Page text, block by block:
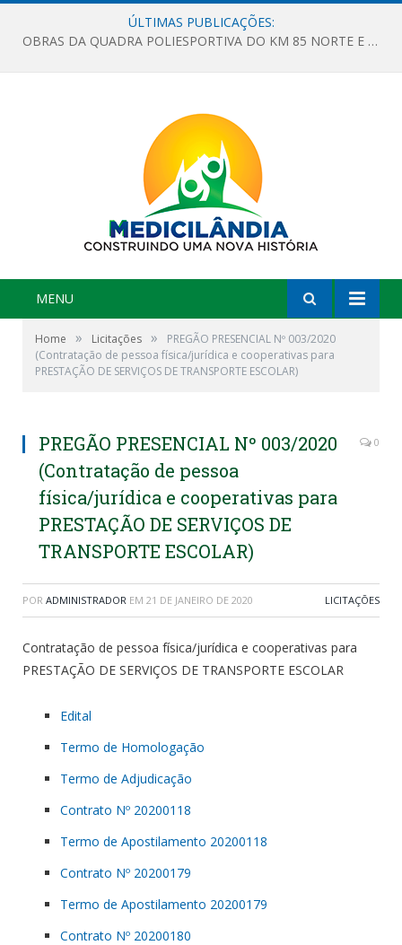
ÚLTIMAS PUBLICAÇÕES:
OBRAS DA QUADRA POLIESPORTIVA DO KM 85 NORTE E DA ESCOLA GASPAR VIANA AVANÇAM
MENU
Home » Licitações »
PREGÃO PRESENCIAL Nº 003/2020
(Contratação de pessoa física/jurídica e cooperativas para
PRESTAÇÃO DE SERVIÇOS DE TRANSPORTE ESCOLAR)
PREGÃO PRESENCIAL Nº 003/2020
(Contratação de pessoa
física/jurídica e cooperativas para
PRESTAÇÃO DE SERVIÇOS DE
TRANSPORTE ESCOLAR)
0
POR ADMINISTRADOR EM 21 DE JANEIRO DE 2020 LICITAÇÕES
Contratação de pessoa física/jurídica e cooperativas para
PRESTAÇÃO DE SERVIÇOS DE TRANSPORTE ESCOLAR
Edital
Termo de Homologação
Termo de Adjudicação
Contrato Nº 20200118
Termo de Apostilamento 20200118
Contrato Nº 20200179
Termo de Apostilamento 20200179
Contrato Nº 20200180